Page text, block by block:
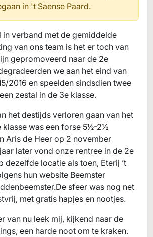
in 't Saense Paard.
in verband met de gemiddelde
van ons team is het er toch van
gepromoveerd naar de 2e
we aan het eind van
2016 en speelden sindsdien twee
zestal in de 3e klasse.
het destijds verloren gaan van het
klasse was een forse 5½-2½
Aris de Heer op 2 november
later vond onze rentree in de 2e
dezelfde locatie als toen, Eterij ’t
hun website Beemster
sfeer was nog net
met gratis hapjes en nootjes.
van nu leek mij, kijkend naar de
een harde noot om te kraken.